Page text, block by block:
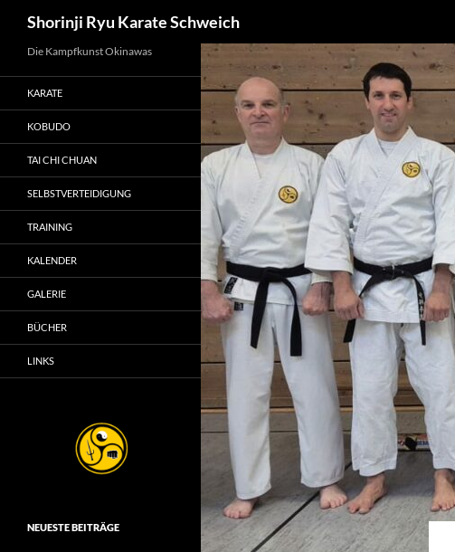
Inhalt
springen
Shorinji Ryu Karate Schweich
Die Kampfkunst Okinawas
KARATE
KOBUDO
TAI CHI CHUAN
SELBSTVERTEIDIGUNG
TRAINING
KALENDER
GALERIE
BÜCHER
LINKS
NEUESTE BEITRÄGE